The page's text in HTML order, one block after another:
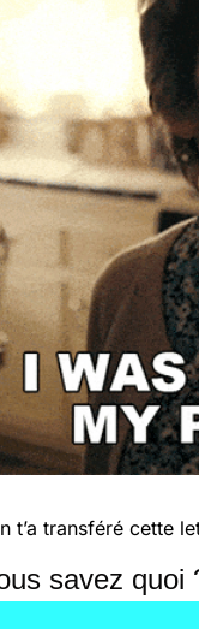
t’a transféré cette
savez quoi